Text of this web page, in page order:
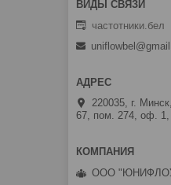
частотники.бел
220035, г.
67, пом. 274, оф.
ООО